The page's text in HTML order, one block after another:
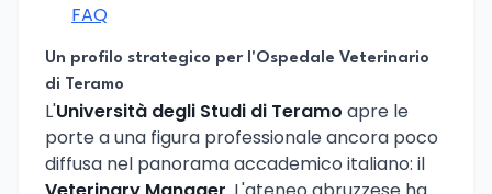
FAQ
Un profilo strategico per l'Ospedale Veterinario
di Teramo
L'Università degli Studi di Teramo apre le
porte a una figura professionale ancora poco
diffusa nel panorama accademico italiano: il